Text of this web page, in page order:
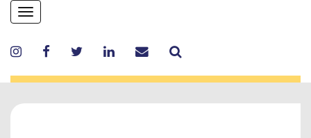
Skip
to
content
Toggle
navigation